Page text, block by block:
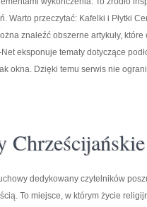
Warto przeczytać: Kafelki i Płytki
znaleźć obszerne artykuły,
eksponuje tematy dotyczące
okna. Dzięki temu serwis nie
Chrześcijańskie
dedykowany czytelników
To miejsce, w którym życie